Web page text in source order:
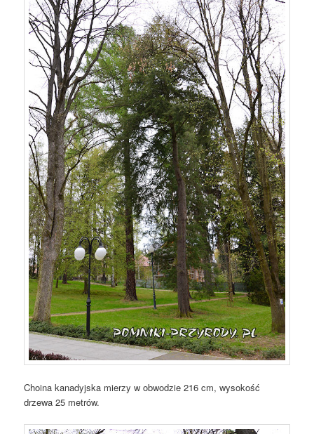
Choina kanadyjska mierzy w obwodzie 216 cm, wysokość
drzewa 25 metrów.